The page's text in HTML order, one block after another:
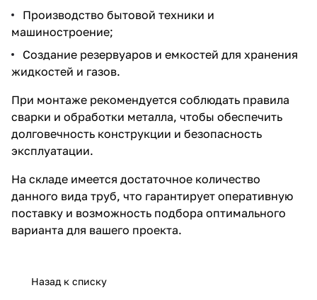
Производство бытовой техники и
машиностроение;
Создание резервуаров и емкостей для хранения
жидкостей и газов.
При монтаже рекомендуется соблюдать правила
сварки и обработки металла, чтобы обеспечить
долговечность конструкции и безопасность
эксплуатации.
На складе имеется достаточное количество
данного вида труб, что гарантирует оперативную
поставку и возможность подбора оптимального
варианта для вашего проекта.
Назад к списку